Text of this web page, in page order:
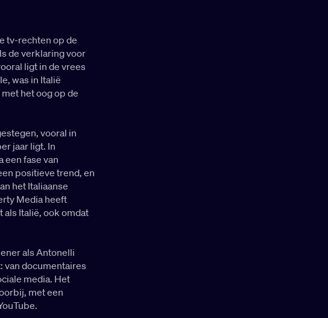
tv-rechten op de
de verklaring voor
ligt in de vrees
was in Italië
het oog op de
vooral in
jaar ligt. In
fase van
positieve trend, en
het Italiaanse
Media heeft
Italië, ook omdat
als Antonelli
van documentaires
media. Het
met een